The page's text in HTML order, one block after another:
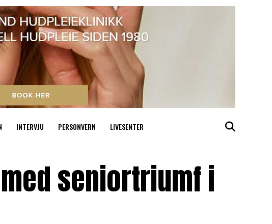
INTERVJU PERSONVERN LIVESENTER
seniortriumf i